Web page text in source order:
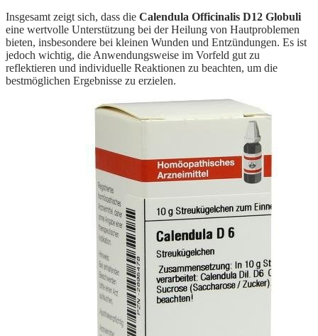
Insgesamt zeigt sich, dass die Calendula Officinalis D12 Globuli
eine wertvolle Unterstützung bei der Heilung von Hautproblemen
bieten, insbesondere bei kleinen Wunden und Entzündungen. Es ist
jedoch wichtig, die Anwendungsweise im Vorfeld gut zu
reflektieren und individuelle Reaktionen zu beachten, um die
bestmöglichen Ergebnisse zu erzielen.